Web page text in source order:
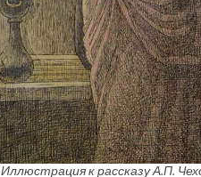
Иллюстрация к рассказу А.П.